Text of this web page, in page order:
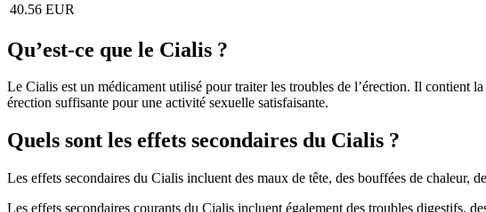
40.56 EUR
Qu’est-ce que le Cialis ?
Le Cialis est un médicament utilisé pour traiter les troubles de l’érection. Il contient
érection suffisante pour une activité sexuelle satisfaisante.
Quels sont les effets secondaires du Cialis ?
Les effets secondaires du Cialis incluent des maux de tête, des bouffées de chaleur,
Les effets secondaires courants du Cialis incluent également des troubles digestifs,